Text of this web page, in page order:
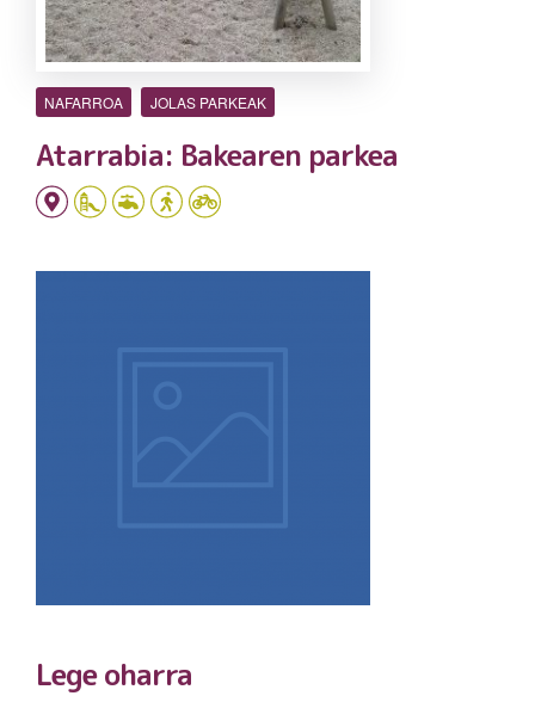
NAFARROA JOLAS PARKEAK
Atarrabia: Bakearen parkea
Lege oharra